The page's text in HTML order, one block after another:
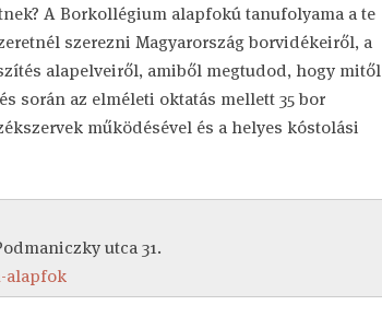
A Borkollégium alapfokú tanufolyama a te
szerezni Magyarország borvidékeiről, a
alapelveiről, amiből megtudod, hogy mitől
során az elméleti oktatás mellett 35 bor
működésével és a helyes kóstolási
utca 31.
alapfok